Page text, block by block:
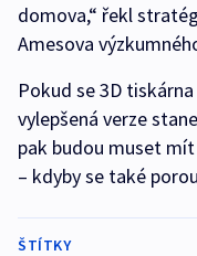
domova,“ řekl
Amesova
Pokud se 3D
vylepšená verze
pak budou muset
– kdyby se také
ŠTÍTKY